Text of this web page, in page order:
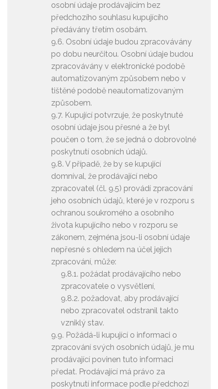
osobní údaje prodávajícím bez
předchozího souhlasu kupujícího
předávány třetím osobám.
9.6. Osobní údaje budou zpracovávány
po dobu neurčitou. Osobní údaje budou
zpracovávány v elektronické podobě
automatizovaným způsobem nebo v
tištěné podobě neautomatizovaným
způsobem.
9.7. Kupující potvrzuje, že poskytnuté
osobní údaje jsou přesné a že byl
poučen o tom, že se jedná o dobrovolné
poskytnutí osobních údajů.
9.8. V případě, že by se kupující
domníval, že prodávající nebo
zpracovatel (čl. 9.5) provádí zpracování
jeho osobních údajů, které je v rozporu s
ochranou soukromého a osobního
života kupujícího nebo v rozporu se
zákonem, zejména jsou-li osobní údaje
nepřesné s ohledem na účel jejich
zpracování, může:
9.8.1. požádat prodávajícího nebo
zpracovatele o vysvětlení,
9.8.2. požadovat, aby prodávající
nebo zpracovatel odstranil takto
vzniklý stav.
9.9. Požádá-li kupující o informaci o
zpracování svých osobních údajů, je mu
prodávající povinen tuto informaci
předat. Prodávající má právo za
poskytnutí informace podle předchozí